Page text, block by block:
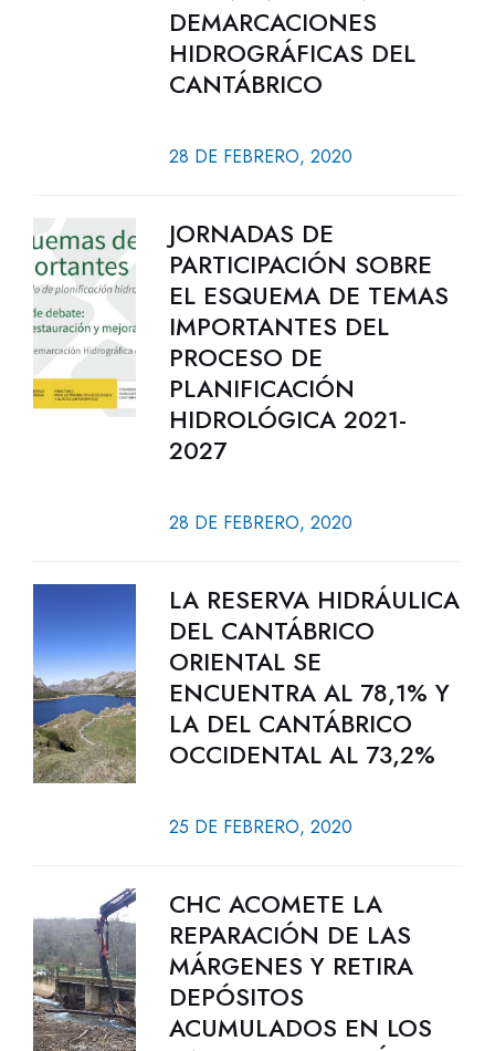
DEMARCACIONES
HIDROGRÁFICAS DEL
CANTÁBRICO
28 DE FEBRERO, 2020
JORNADAS DE
PARTICIPACIÓN SOBRE
EL ESQUEMA DE TEMAS
IMPORTANTES DEL
PROCESO DE
PLANIFICACIÓN
HIDROLÓGICA 2021-
2027
28 DE FEBRERO, 2020
LA RESERVA HIDRÁULICA
DEL CANTÁBRICO
ORIENTAL SE
ENCUENTRA AL 78,1% Y
LA DEL CANTÁBRICO
OCCIDENTAL AL 73,2%
25 DE FEBRERO, 2020
CHC ACOMETE LA
REPARACIÓN DE LAS
MÁRGENES Y RETIRA
DEPÓSITOS
ACUMULADOS EN LOS